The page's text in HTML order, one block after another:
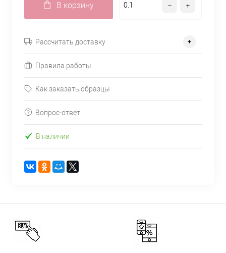
В корзину
Рассчитать доставку
Правила работы
Как заказать образцы
Вопрос-ответ
В наличии